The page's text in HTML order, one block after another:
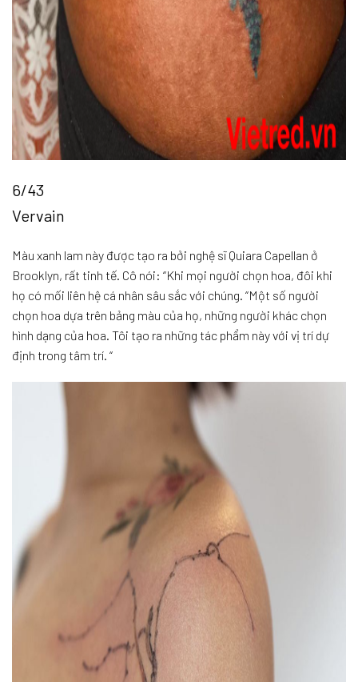
6/43
Vervain
Màu xanh lam này được tạo ra bởi nghệ sĩ Quiara Capellan ở
Brooklyn, rất tinh tế. Cô nói: “Khi mọi người chọn hoa, đôi khi
họ có mối liên hệ cá nhân sâu sắc với chúng. “Một số người
chọn hoa dựa trên bảng màu của họ, những người khác chọn
hình dạng của hoa. Tôi tạo ra những tác phẩm này với vị trí dự
định trong tâm trí. “